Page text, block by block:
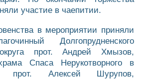
участие в чаепитии.
в мероприятии приняли
Долгопрудненского
округа прот. Андрей Хмызов,
Спаса Нерукотворного в
Алексей Шурупов,